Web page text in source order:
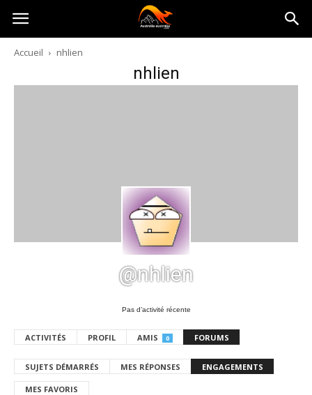
Australia-
australie.com
Accueil nhlien
nhlien
@nhlien
Pas d’activité récente
ACTIVITÉS PROFIL AMIS 0 FORUMS
SUJETS DÉMARRÉS MES RÉPONSES ENGAGEMENTS
MES FAVORIS